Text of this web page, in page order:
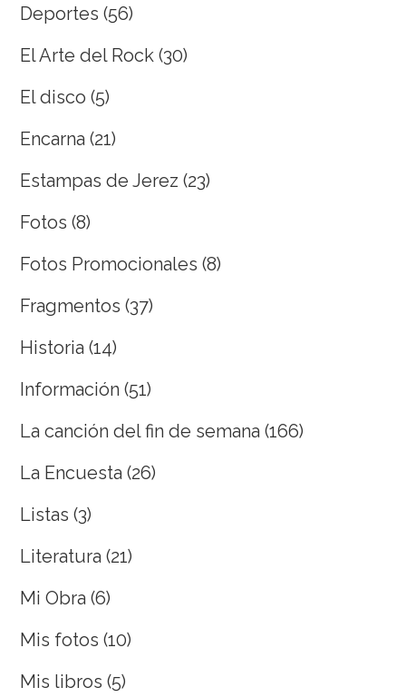
Deportes (56)
El Arte del Rock (30)
El disco (5)
Encarna (21)
Estampas de Jerez (23)
Fotos (8)
Fotos Promocionales (8)
Fragmentos (37)
Historia (14)
Información (51)
La canción del fin de semana (166)
La Encuesta (26)
Listas (3)
Literatura (21)
Mi Obra (6)
Mis fotos (10)
Mis libros (5)